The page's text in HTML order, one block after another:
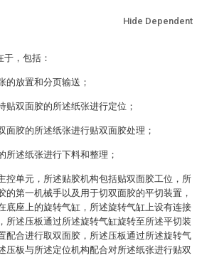
Hide Dependent
，包括：
的放置和分页输送；
贴双面胶的所述纸张进行定位；
面胶的所述纸张进行贴双面胶处理；
所述纸张进行下料和整理；
控单元，所述贴胶机构包括贴双面胶工位，所
的第一机械手以及用于切双面胶的平切装置，
底座上的旋转气缸，所述旋转气缸上设有连接
所述压板通过所述旋转气缸旋转至所述平切装
配合进行取双面胶，所述压板通过所述旋转气
压板与所述定位机构配合对所述纸张进行贴双